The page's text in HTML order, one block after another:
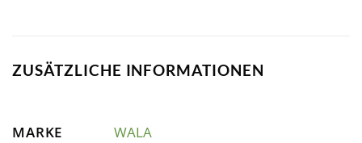
ZUSÄTZLICHE INFORMATIONEN
MARKE WALA